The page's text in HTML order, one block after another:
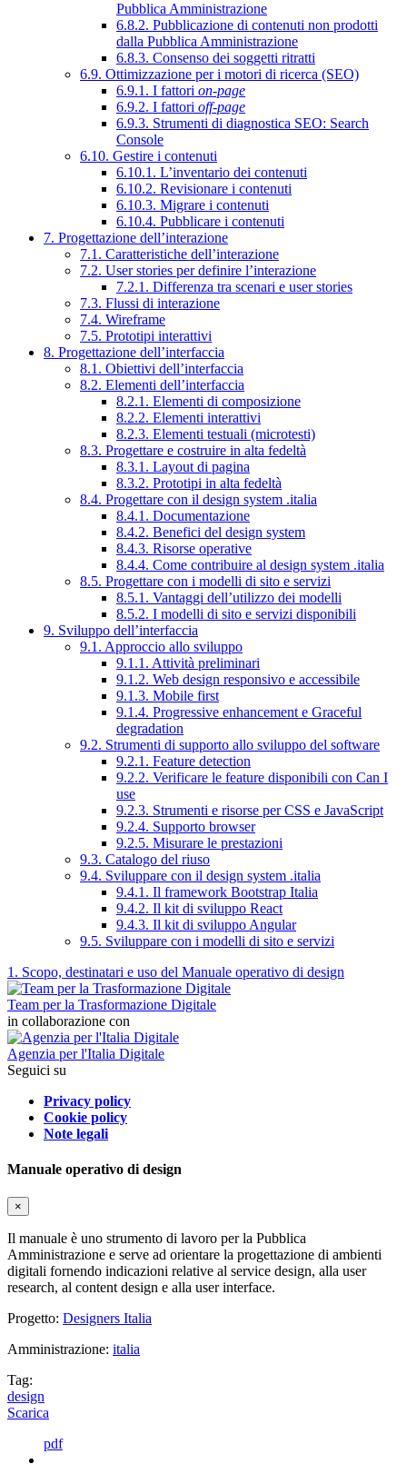
Pubblica Amministrazione
6.8.2. Pubblicazione di contenuti non prodotti
dalla Pubblica Amministrazione
6.8.3. Consenso dei soggetti ritratti
6.9. Ottimizzazione per i motori di ricerca (SEO)
6.9.1. I fattori on-page
6.9.2. I fattori off-page
6.9.3. Strumenti di diagnostica SEO: Search
Console
6.10. Gestire i contenuti
6.10.1. L’inventario dei contenuti
6.10.2. Revisionare i contenuti
6.10.3. Migrare i contenuti
6.10.4. Pubblicare i contenuti
7. Progettazione dell’interazione
7.1. Caratteristiche dell’interazione
7.2. User stories per definire l’interazione
7.2.1. Differenza tra scenari e user stories
7.3. Flussi di interazione
7.4. Wireframe
7.5. Prototipi interattivi
8. Progettazione dell’interfaccia
8.1. Obiettivi dell’interfaccia
8.2. Elementi dell’interfaccia
8.2.1. Elementi di composizione
8.2.2. Elementi interattivi
8.2.3. Elementi testuali (microtesti)
8.3. Progettare e costruire in alta fedeltà
8.3.1. Layout di pagina
8.3.2. Prototipi in alta fedeltà
8.4. Progettare con il design system .italia
8.4.1. Documentazione
8.4.2. Benefici del design system
8.4.3. Risorse operative
8.4.4. Come contribuire al design system .italia
8.5. Progettare con i modelli di sito e servizi
8.5.1. Vantaggi dell’utilizzo dei modelli
8.5.2. I modelli di sito e servizi disponibili
9. Sviluppo dell’interfaccia
9.1. Approccio allo sviluppo
9.1.1. Attività preliminari
9.1.2. Web design responsivo e accessibile
9.1.3. Mobile first
9.1.4. Progressive enhancement e Graceful
degradation
9.2. Strumenti di supporto allo sviluppo del software
9.2.1. Feature detection
9.2.2. Verificare le feature disponibili con Can I
use
9.2.3. Strumenti e risorse per CSS e JavaScript
9.2.4. Supporto browser
9.2.5. Misurare le prestazioni
9.3. Catalogo del riuso
9.4. Sviluppare con il design system .italia
9.4.1. Il framework Bootstrap Italia
9.4.2. Il kit di sviluppo React
9.4.3. Il kit di sviluppo Angular
9.5. Sviluppare con i modelli di sito e servizi
1. Scopo, destinatari e uso del Manuale operativo di design
Team per la Trasformazione Digitale
in collaborazione con
Agenzia per l'Italia Digitale
Seguici su
Privacy policy
Cookie policy
Note legali
Manuale operativo di design
×
Il manuale è uno strumento di lavoro per la Pubblica
Amministrazione e serve ad orientare la progettazione di ambienti
digitali fornendo indicazioni relative al service design, alla user
research, al content design e alla user interface.
Progetto: Designers Italia
Amministrazione: italia
Tag:
design
Scarica
pdf